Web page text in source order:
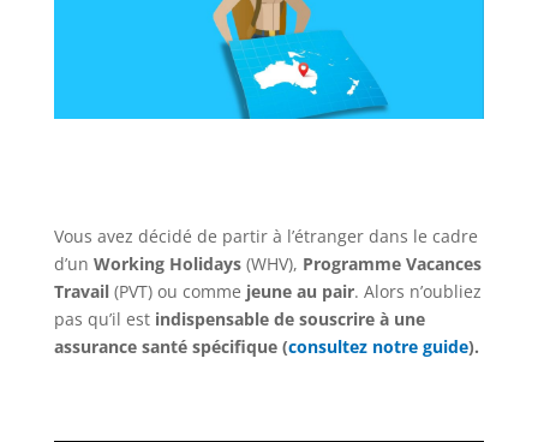
Vous avez décidé de partir à l’étranger dans le cadre
d’un Working Holidays(WHV), Programme Vacances
Travail(PVT) ou comme jeune au pair. Alors n’oubliez
pas qu’il est indispensable de souscrire à une
assurance santé spécifique (consultez notre guide).